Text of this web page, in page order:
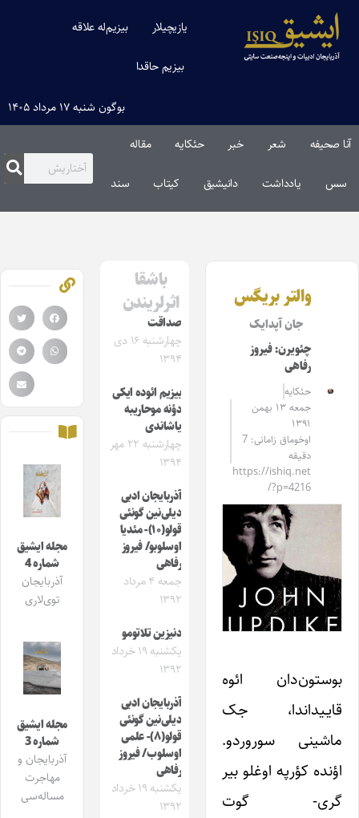
یازیچیلار بیزیم‌له علاقه
بیزیم حاقدا
بوگون شنبه ۱۷ مرداد ۱۴۰۵
آنا صحیفه شعر خبر حئکایه مقاله‌
سس یادداشت دانیشیق کیتاب سند
والتر بریگس
جان آپدایک
چئویرن: فیروز
رفاهی
حئکایه
جمعه ۱۳ بهمن
۱۳۹۱
اوخوماق زامانی: 7
دقیقه
https://ishiq.net
/?p=4216
بوستون‌دان ائوه
قایـیداندا، جک
ماشینی سوروردو.
اؤنده کؤرپه اوغلو بیر
گری- گوت
باشقا
اثرلریندن
صداقت
چهارشنبه ۱۶ دی
۱۳۹۴
بیزیم ائوده ایکی
دؤنه موحاریبه
یاشاندی
چهارشنبه ۲۲ مهر
۱۳۹۴
آذربایجان ادبی
دیلی‌نین گونئی
قولو(۱۰)- مئدیا
اوسلوبو/ فیروز
رفاهی
جمعه ۴ مرداد
۱۳۹۲
دنیزین تلاتومو
یکشنبه ۱۹ خرداد
۱۳۹۲
آذربایجان ادبی
دیلی‌نین گونئی
قولو(۸)- علمی
اوسلوب/ فیروز
رفاهی
یکشنبه ۱۹ خرداد
۱۳۹۲
مجله ایشیق
شماره 4
آذربایجان
توی‌لاری
مجله ایشیق
شماره 3
آذربایجان و
مهاجرت
مساله‌سی